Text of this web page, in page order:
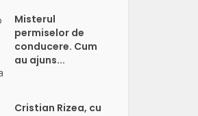
Misterul
permiselor de
conducere. Cum
au ajuns...
Cristian Rizea, cu